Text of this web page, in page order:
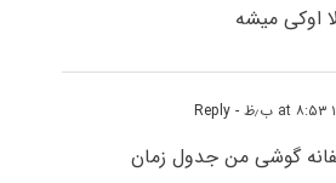
اوکی میشه
- Reply
گوشی من جدول زمان